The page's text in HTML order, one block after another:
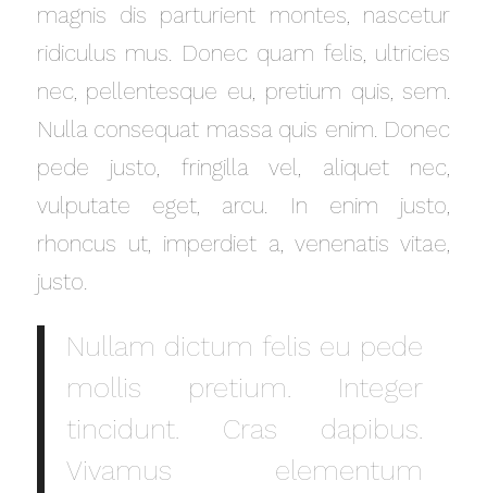
magnis dis parturient montes, nascetur
ridiculus mus. Donec quam felis, ultricies
nec, pellentesque eu, pretium quis, sem.
Nulla consequat massa quis enim. Donec
pede justo, fringilla vel, aliquet nec,
vulputate eget, arcu. In enim justo,
rhoncus ut, imperdiet a, venenatis vitae,
justo.
Nullam dictum felis eu pede
mollis pretium. Integer
tincidunt. Cras dapibus.
Vivamus elementum